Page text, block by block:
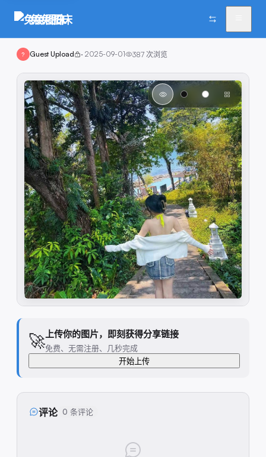
兔兔图床
? Guest Upload · 2025-09-01 387 次浏览
🚀上传你的图片，即刻获得分享链接
免费、无需注册、几秒完成
开始上传
评论 0 条评论